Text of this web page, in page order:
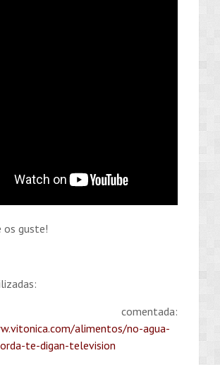
os guste!
comentada:
alimentos/no-agua-
te-digan-television